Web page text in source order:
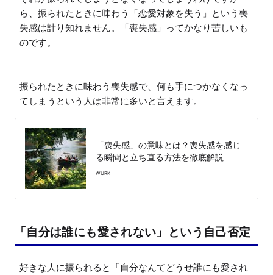
ら、振られたときに味わう「恋愛対象を失う」という喪
失感は計り知れません。「喪失感」ってかなり苦しいも
のです。
振られたときに味わう喪失感で、何も手につかなくなっ
てしまうという人は非常に多いと言えます。
「喪失感」の意味とは？喪失感を感じ
る瞬間と立ち直る方法を徹底解説
WURK
「自分は誰にも愛されない」という自己否定
好きな人に振られると「自分なんてどうせ誰にも愛され